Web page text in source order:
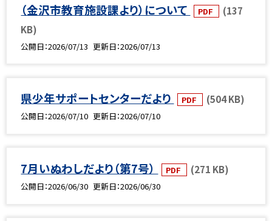
（金沢市教育施設課より）について
PDF
(137
KB)
公開日 2026/07/13 更新日 2026/07/13
県少年サポートセンターだより PDF (504 KB)
公開日 2026/07/10 更新日 2026/07/10
7月いぬわしだより（第7号） PDF (271 KB)
公開日 2026/06/30 更新日 2026/06/30